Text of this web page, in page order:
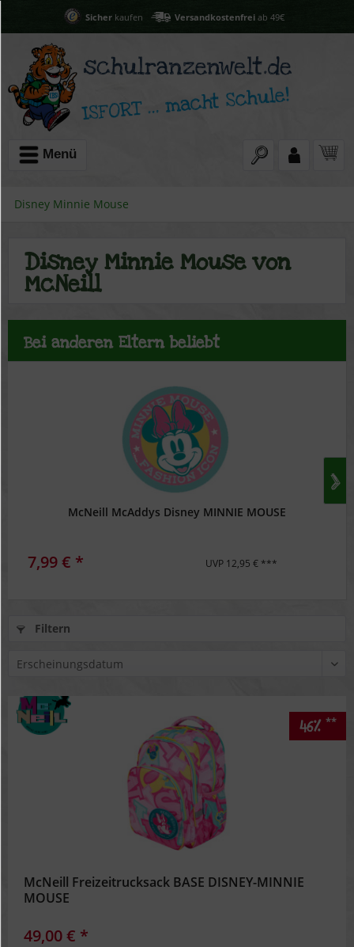
Sicherkaufen Versandkostenfreiab 49€
Menü
Disney Minnie Mouse
Disney Minnie Mouse von
McNeill
Bei anderen Eltern beliebt
McNeill McAddys Disney MINNIE MOUSE
7,99 € * UVP 12,95 € ***
Filtern
46% **
McNeill Freizeitrucksack BASE DISNEY-MINNIE
MOUSE
49,00 € *